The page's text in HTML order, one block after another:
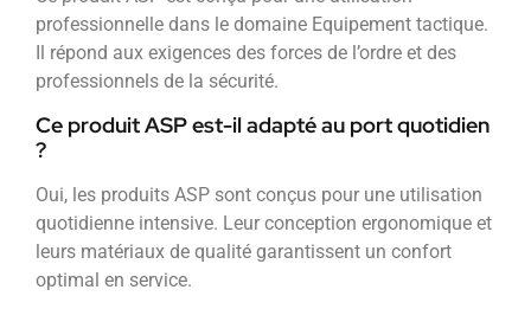
professionnelle dans le domaine Equipement tactique.
Il répond aux exigences des forces de l’ordre et des
professionnels de la sécurité.
Ce produit ASP est-il adapté au port quotidien
?
Oui, les produits ASP sont conçus pour une utilisation
quotidienne intensive. Leur conception ergonomique et
leurs matériaux de qualité garantissent un confort
optimal en service.